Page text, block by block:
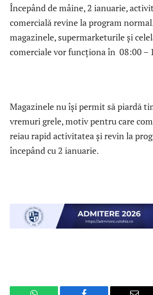
Începând de mâine, 2 ianuarie,
comercială revine la program
magazinele, supermarketurile și
comerciale vor funcționa în 08:00 –
Magazinele nu își permit să piardă
vremuri grele, motiv pentru care
reiau rapid activitatea și revin la
începând cu 2 ianuarie.